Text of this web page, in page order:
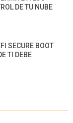
DE TU NUBE
SECURE BOOT
TI DEBE